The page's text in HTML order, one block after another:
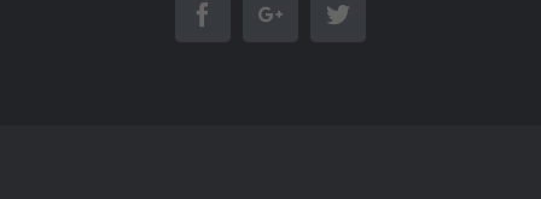
FacebookGoogle+